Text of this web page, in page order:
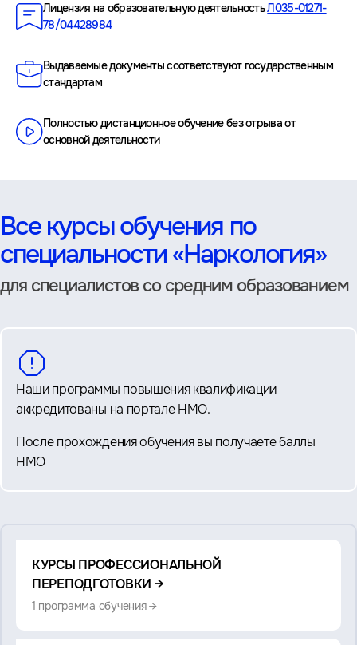
Лицензия на образовательную деятельностьЛ035-01271-
78/04428984
Выдаваемые документы соответствуют государственным
стандартам
Полностью дистанционное обучение без отрыва от
основной деятельности
Все курсы обучения по
специальности «Наркология»
для специалистов со средним образованием
Наши программы повышения квалификации
аккредитованы на портале НМО.
После прохождения обучения вы получаете баллы
НМО
Смотрите
также:
КУРСЫ ПРОФЕССИОНАЛЬНОЙ
ПЕРЕПОДГОТОВКИ →
1 программа обучения →